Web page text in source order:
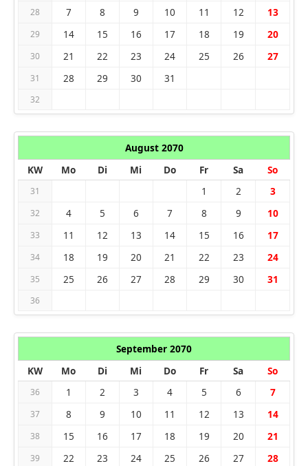
28 7 8 9 10 11 12 13
29 14 15 16 17 18 19 20
30 21 22 23 24 25 26 27
31 28 29 30 31
32
August 2070
KW
Mo Di Mi Do Fr Sa So
31 1 2 3
32 4 5 6 7 8 9 10
33 11 12 13 14 15 16 17
34 18 19 20 21 22 23 24
35 25 26 27 28 29 30 31
36
September 2070
KW
Mo Di Mi Do Fr Sa So
36 1 2 3 4 5 6 7
37 8 9 10 11 12 13 14
38 15 16 17 18 19 20 21
39 22 23 24 25 26 27 28